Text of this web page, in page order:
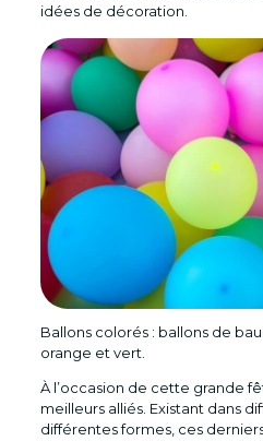
idées de décoration.
Ballons colorés : ballons de
orange et vert.
À l’occasion de cette grande
meilleurs alliés. Existant dans
différentes formes, ces